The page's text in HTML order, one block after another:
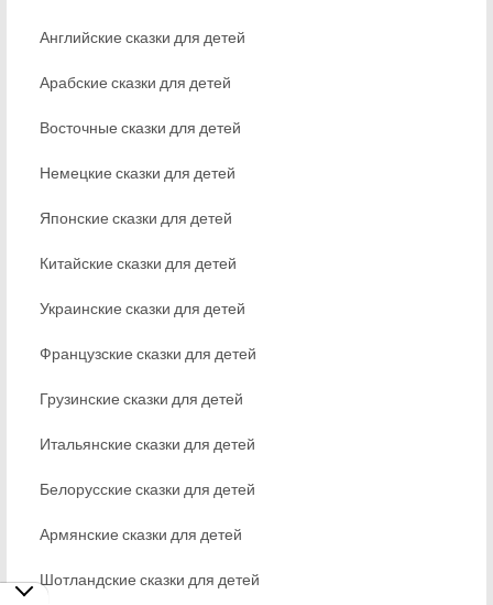
Английские сказки для детей
Арабские сказки для детей
Восточные сказки для детей
Немецкие сказки для детей
Японские сказки для детей
Китайские сказки для детей
Украинские сказки для детей
Французские сказки для детей
Грузинские сказки для детей
Итальянские сказки для детей
Белорусские сказки для детей
Армянские сказки для детей
Шотландские сказки для детей